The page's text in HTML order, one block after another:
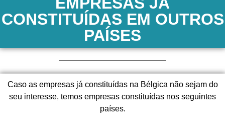
CONSTITUÍDAS EM OUTROS
PAÍSES
Caso as empresas já constituídas na Bélgica não sejam do
seu interesse, temos empresas constituídas nos seguintes
países.